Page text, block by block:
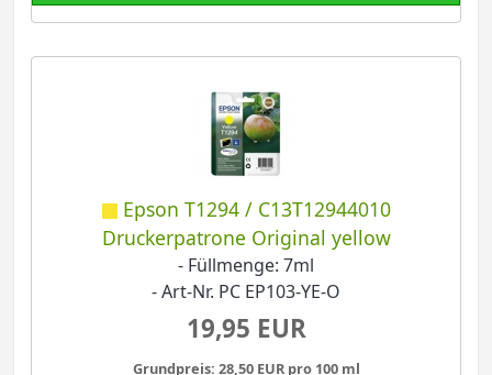
Epson T1294 / C13T12944010
Druckerpatrone Original yellow
- Füllmenge: 7ml
- Art-Nr. PC EP103-YE-O
19,95 EUR
Grundpreis: 28,50 EUR pro 100 ml